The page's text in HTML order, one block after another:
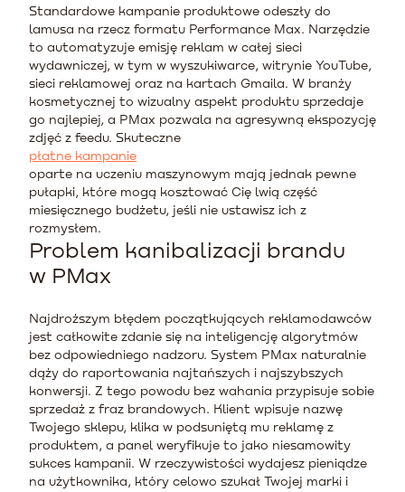
Standardowe kampanie produktowe odeszły do
lamusa na rzecz formatu Performance Max. Narzędzie
to automatyzuje emisję reklam w całej sieci
wydawniczej, w tym w wyszukiwarce, witrynie YouTube,
sieci reklamowej oraz na kartach Gmaila. W branży
kosmetycznej to wizualny aspekt produktu sprzedaje
go najlepiej, a PMax pozwala na agresywną ekspozycję
zdjęć z feedu. Skuteczne
płatne kampanie
oparte na uczeniu maszynowym mają jednak pewne
pułapki, które mogą kosztować Cię lwią część
miesięcznego budżetu, jeśli nie ustawisz ich z
rozmysłem.
Problem kanibalizacji brandu
w PMax
Najdroższym błędem początkujących reklamodawców
jest całkowite zdanie się na inteligencję algorytmów
bez odpowiedniego nadzoru. System PMax naturalnie
dąży do raportowania najtańszych i najszybszych
konwersji. Z tego powodu bez wahania przypisuje sobie
sprzedaż z fraz brandowych. Klient wpisuje nazwę
Twojego sklepu, klika w podsuniętą mu reklamę z
produktem, a panel weryfikuje to jako niesamowity
sukces kampanii. W rzeczywistości wydajesz pieniądze
na użytkownika, który celowo szukał Twojej marki i